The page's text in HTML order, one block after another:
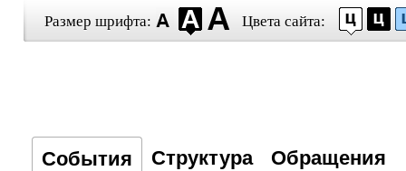
Размер шрифта: Цвета сайта:
События Структура Обращения